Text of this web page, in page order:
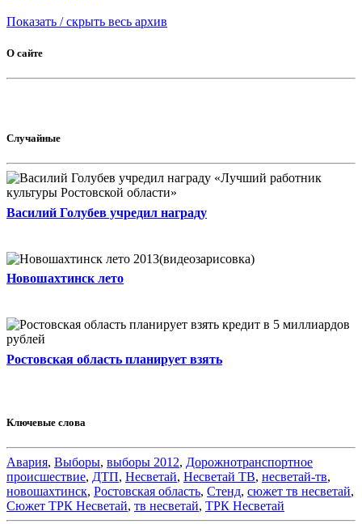
Показать / скрыть весь архив
О сайте
Случайные
Василий Голубев учредил награду
Новошахтинск лето
Ростовская область планирует взять
Ключевые слова
Авария, Выборы, выборы 2012, Дорожнотранспортное
происшествие, ДТП, Несветай, Несветай ТВ, несветай-тв,
новошахтинск, Ростовская область, Стенд, сюжет тв несветай,
Сюжет ТРК Несветай, тв несветай, ТРК Несветай